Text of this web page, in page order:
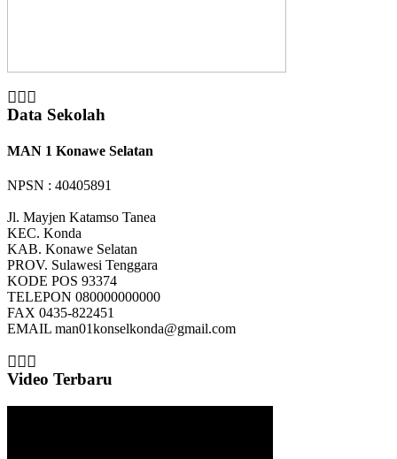
Data Sekolah
MAN 1 Konawe Selatan
NPSN : 40405891
Jl. Mayjen Katamso Tanea
KEC. Konda
KAB. Konawe Selatan
PROV. Sulawesi Tenggara
KODE POS 93374
TELEPON 080000000000
FAX 0435-822451
EMAIL man01konselkonda@gmail.com
Video Terbaru